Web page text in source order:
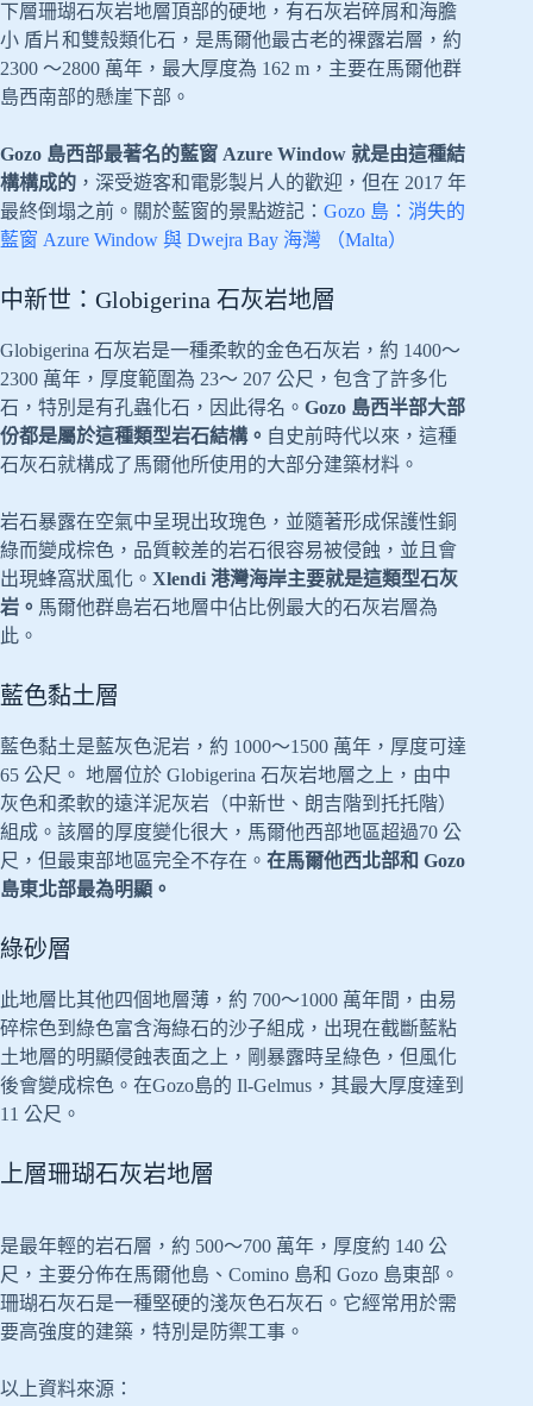
下層珊瑚石灰岩地層頂部的硬地，有石灰岩碎屑和海膽
小 盾片和雙殼類化石，是馬爾他最古老的裸露岩層，約
2300 ～2800 萬年，最大厚度為 162 m，主要在馬爾他群
島西南部的懸崖下部。
Gozo 島西部最著名的藍窗 Azure Window 就是由這種結
構構成的 ，深受遊客和電影製片人的歡迎，但在 2017 年
最終倒塌之前。關於藍窗的景點遊記： Gozo 島：消失的
藍窗 Azure Window 與 Dwejra Bay 海灣 （Malta）
中新世：Globigerina 石灰岩地層
Globigerina 石灰岩是一種柔軟的金色石灰岩，約 1400～
2300 萬年，厚度範圍為 23～ 207 公尺，包含了許多化
石，特別是有孔蟲化石，因此得名。 Gozo 島西半部大部
份都是屬於這種類型岩石結構。 自史前時代以來，這種
石灰石就構成了馬爾他所使用的大部分建築材料。
岩石暴露在空氣中呈現出玫瑰色，並隨著形成保護性銅
綠而變成棕色，品質較差的岩石很容易被侵蝕，並且會
出現蜂窩狀風化。 Xlendi 港灣海岸主要就是這類型石灰
岩。 馬爾他群島岩石地層中佔比例最大的石灰岩層為
此。
藍色黏土層
藍色黏土是藍灰色泥岩，約 1000～1500 萬年，厚度可達
65 公尺。 地層位於 Globigerina 石灰岩地層之上，由中
灰色和柔軟的遠洋泥灰岩（中新世、朗吉階到托托階）
組成。該層的厚度變化很大，馬爾他西部地區超過70 公
尺，但最東部地區完全不存在。 在馬爾他西北部和 Gozo
島東北部最為明顯。
綠砂層
此地層比其他四個地層薄，約 700～1000 萬年間，由易
碎棕色到綠色富含海綠石的沙子組成，出現在截斷藍粘
土地層的明顯侵蝕表面之上，剛暴露時呈綠色，但風化
後會變成棕色。在Gozo島的 Il-Gelmus，其最大厚度達到
11 公尺。
上層珊瑚石灰岩地層
是最年輕的岩石層，約 500～700 萬年，厚度約 140 公
尺，主要分佈在馬爾他島、Comino 島和 Gozo 島東部。
珊瑚石灰石是一種堅硬的淺灰色石灰石。它經常用於需
要高強度的建築，特別是防禦工事。
以上資料來源：